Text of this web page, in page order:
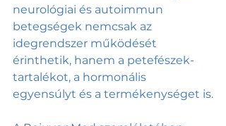
neurológiai és autoimmun
betegségek nemcsak az
idegrendszer működését
érinthetik, hanem a petefészek-
tartalékot, a hormonális
egyensúlyt és a termékenységet is.